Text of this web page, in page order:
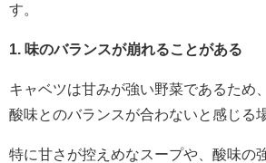
す。
1. 味のバランスが崩れることがある
キャベツは甘みが強い野菜であるため
酸味とのバランスが合わないと感じる
特に甘さが控えめなスープや、酸味の